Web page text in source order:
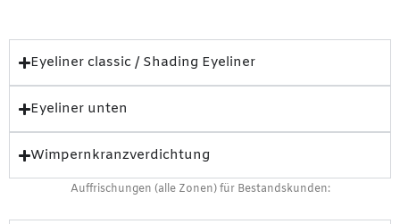
Eyeliner classic / Shading Eyeliner
Eyeliner unten
Wimpernkranzverdichtung
Auffrischungen (alle Zonen) für Bestandskunden: